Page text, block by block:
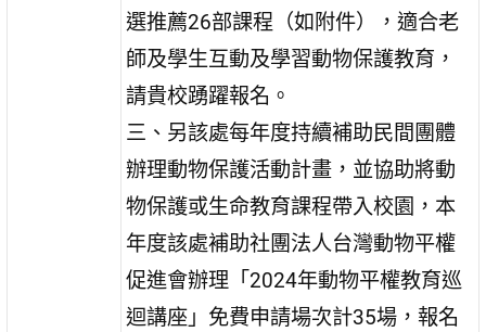
選推薦26部課程（如附件），適合老
師及學生互動及學習動物保護教育，
請貴校踴躍報名。
三、另該處每年度持續補助民間團體
辦理動物保護活動計畫，並協助將動
物保護或生命教育課程帶入校園，本
年度該處補助社團法人台灣動物平權
促進會辦理「2024年動物平權教育巡
迴講座」免費申請場次計35場，報名